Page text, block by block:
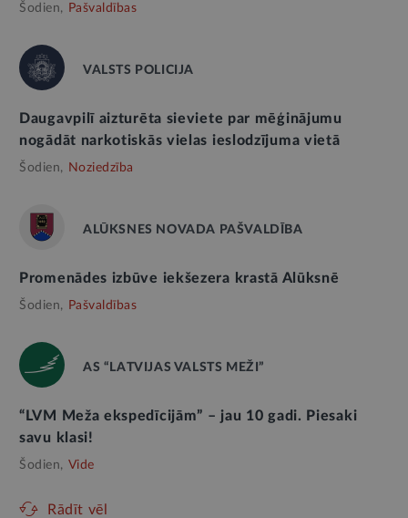
Šodien, Pašvaldības
VALSTS POLICIJA
Daugavpilī aizturēta sieviete par mēģinājumu
nogādāt narkotiskās vielas ieslodzījuma vietā
Šodien, Noziedzība
ALŪKSNES NOVADA PAŠVALDĪBA
Promenādes izbūve iekšezera krastā Alūksnē
Šodien, Pašvaldības
AS “LATVIJAS VALSTS MEŽI”
“LVM Meža ekspedīcijām” – jau 10 gadi. Piesaki
savu klasi!
Šodien, Vide
Rādīt vēl